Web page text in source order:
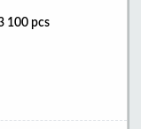
100 pcs